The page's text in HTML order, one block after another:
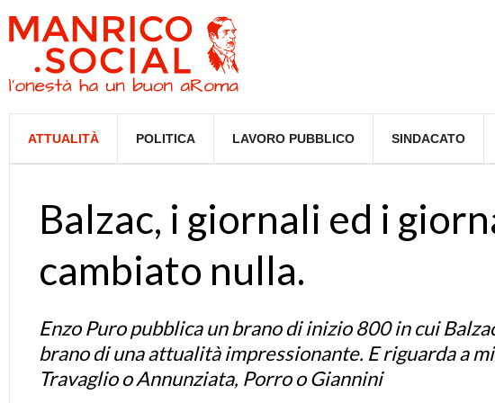
ATTUALITÀ POLITICA LAVORO PUBBLICO SINDACATO
Balzac, i giornali ed i
cambiato nulla.
Enzo Puro pubblica un brano di inizio 800 in cui
brano di una attualità impressionante. E riguarda a
Travaglio o Annunziata, Porro o Giannini